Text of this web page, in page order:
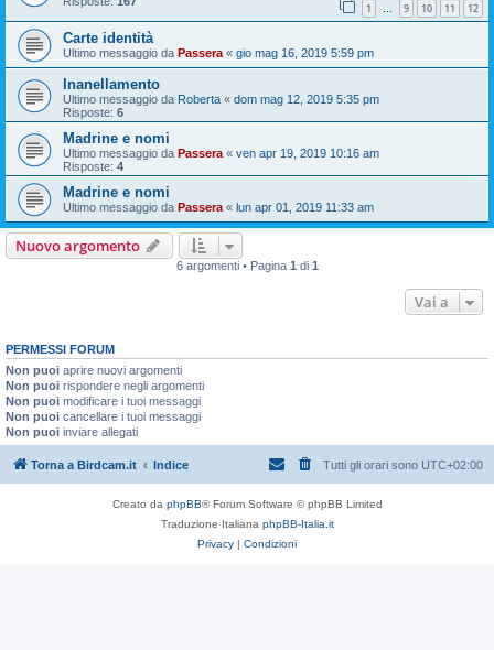
1 … 9 10 11 12
Carte identità
Ultimo messaggio da Passera « gio mag 16, 2019 5:59 pm
Inanellamento
Ultimo messaggio da Roberta « dom mag 12, 2019 5:35 pm
Risposte: 6
Madrine e nomi
Ultimo messaggio da Passera « ven apr 19, 2019 10:16 am
Risposte: 4
Madrine e nomi
Ultimo messaggio da Passera « lun apr 01, 2019 11:33 am
Nuovo argomento
6 argomenti • Pagina 1 di 1
Vai a
PERMESSI FORUM
Non puoi aprire nuovi argomenti
Non puoi rispondere negli argomenti
Non puoi modificare i tuoi messaggi
Non puoi cancellare i tuoi messaggi
Non puoi inviare allegati
Torna a Birdcam.it Indice Tutti gli orari sono UTC+02:00
Creato da phpBB® Forum Software © phpBB Limited
Traduzione Italiana phpBB-Italia.it
Privacy | Condizioni